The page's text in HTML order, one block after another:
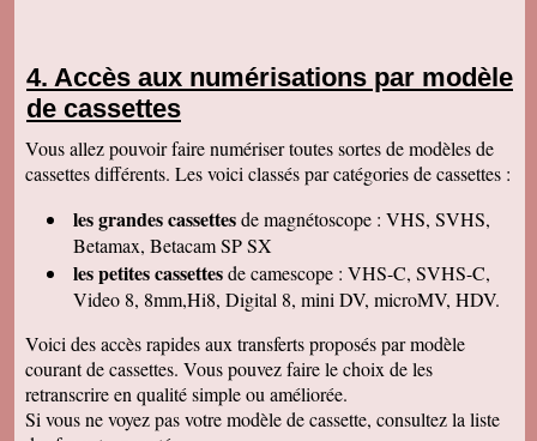
par votre société, j'ai décidé de vous confier les
miennes. Après avoir reçu ma commande, j'ai
été de nouveau bluffée par la qualité des
parlerai de vous si l'occasion se présente.
Cordialement.
Merci beaucoup et félicitations pour le suivi de
vos clients. Je ne manquerai pas de vous
contacter pour vous donner des nouvelles.
Cordialement
Chantal S
beau souvenir de mes parents merci beaucoup
tres cordialement
Jean V
Toutes mes felicitations. Tout est parfait :
accueil, suivi, traitement et résultat de mes
Accès aux numérisations par modèle
de cassettes
Vous allez pouvoir faire numériser toutes sortes de modèles de
cassettes différents. Les voici classés par catégories de cassettes :
les grandes cassettesde magnétoscope : VHS, SVHS,
Betamax, Betacam SP SX
les petites cassettesde camescope : VHS-C, SVHS-C,
Video 8, 8mm,Hi8, Digital 8, mini DV, microMV, HDV.
Voici des accès rapides aux transferts proposés par modèle
courant de cassettes. Vous pouvez faire le choix de les
retranscrire en qualité simple ou améliorée.
Si vous ne voyez pas votre modèle de cassette, consultez la liste